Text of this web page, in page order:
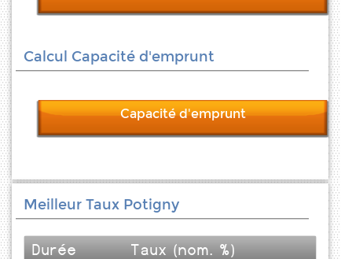
Calcul Capacité d'emprunt
Capacité d'emprunt
Meilleur Taux Potigny
Durée
Taux (nom. %)